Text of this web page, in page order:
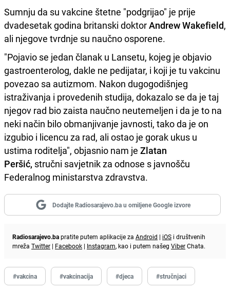
Sumnju da su vakcine štetne "podgrijao" je prije
dvadesetak godina britanski doktorAndrew Wakefield,
ali njegove tvrdnje su naučno osporene.
"Pojavio se jedan članak u Lansetu, kojeg je objavio
gastroenterolog, dakle ne pedijatar, i koji je tu vakcinu
povezao sa autizmom. Nakon dugogodišnjeg
istraživanja i provedenih studija, dokazalo se da je taj
njegov rad bio zaista naučno neutemeljen i da je to na
neki način bilo obmanjivanje javnosti, tako da je on
izgubio i licencu za rad, ali ostao je gorak ukus u
ustima roditelja", objasnio nam je Zlatan
Peršić, stručni savjetnik za odnose s javnošču
Federalnog ministarstva zdravstva.
Dodajte Radiosarajevo.ba u omiljene Google izvore
Radiosarajevo.bapratite putem aplikacije za Android | iOS i društvenih
mreža Twitter | Facebook | Instagram, kao i putem našeg ViberChata.
#vakcina #vakcinacija #djeca #stručnjaci